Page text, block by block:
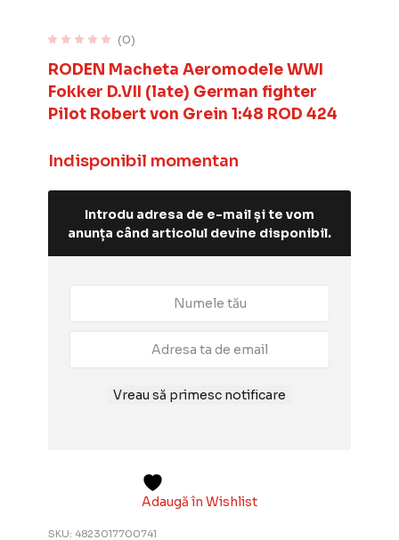
(0)
RODEN Macheta Aeromodele WWI
Fokker D.VII (late) German fighter
Pilot Robert von Grein 1:48 ROD 424
Indisponibil momentan
Introdu adresa de e-mail și te vom
anunța când articolul devine disponibil.
Vreau să primesc notificare
Adaugă în Wishlist
SKU: 4823017700741